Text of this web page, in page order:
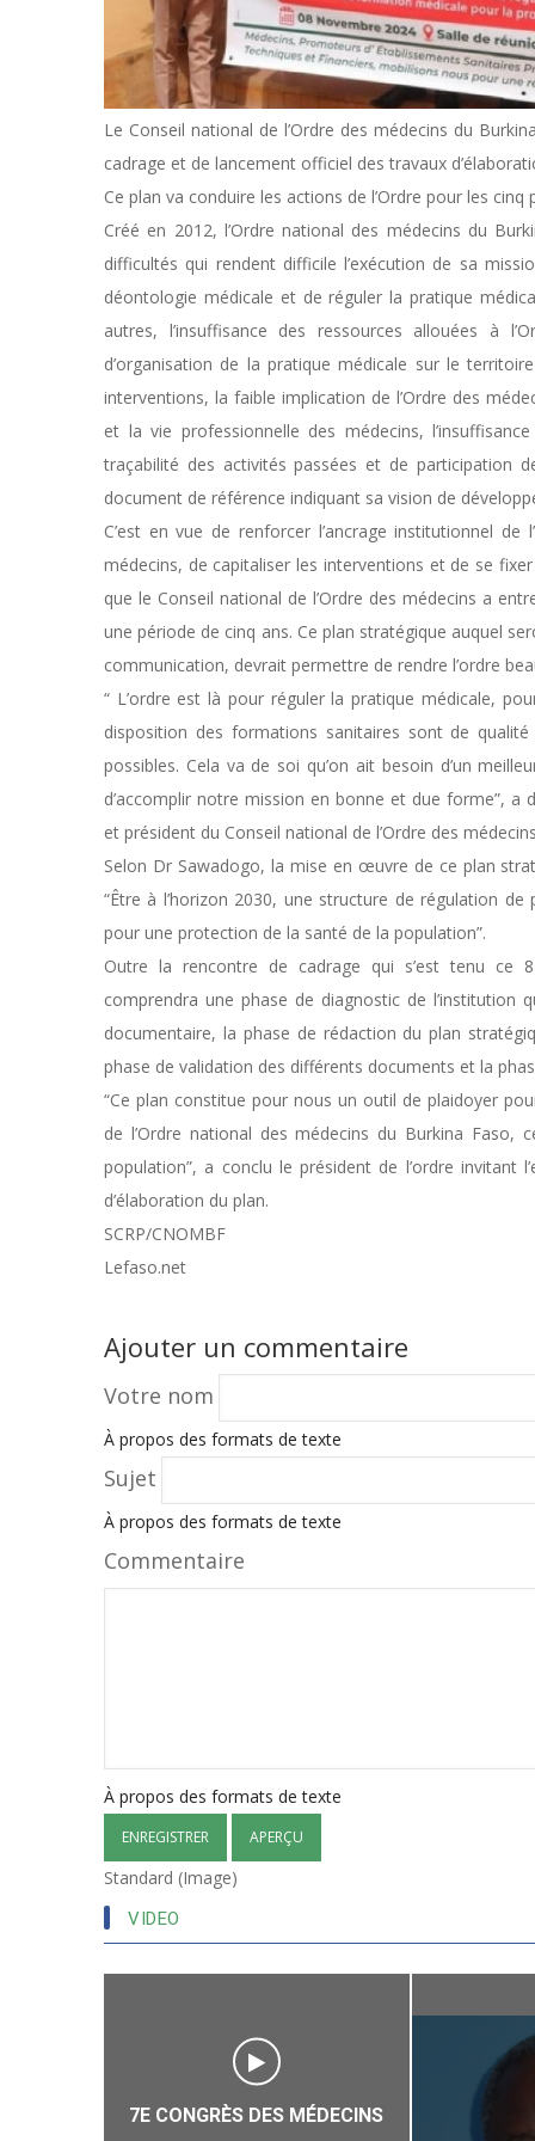
Le Conseil national de l’Ordre des médecins du
cadrage et de lancement officiel des travaux
Ce plan va conduire les actions de l’Ordre pour les cinq
Créé en 2012, l’Ordre national des médecins du
difficultés qui rendent difficile l’exécution de sa
déontologie médicale et de réguler la pratique
autres, l’insuffisance des ressources allouées à
d’organisation de la pratique médicale sur le
interventions, la faible implication de l’Ordre des
et la vie professionnelle des médecins,
traçabilité des activités passées et de participation
document de référence indiquant sa vision de
C’est en vue de renforcer l’ancrage institutionnel
médecins, de capitaliser les interventions et de se
que le Conseil national de l’Ordre des médecins a
une période de cinq ans. Ce plan stratégique auquel
communication, devrait permettre de rendre l’ordre
“ L’ordre est là pour réguler la pratique médicale,
disposition des formations sanitaires sont de
possibles. Cela va de soi qu’on ait besoin d’un
d’accomplir notre mission en bonne et due forme”, a
et président du Conseil national de l’Ordre des
Selon Dr Sawadogo, la mise en œuvre de ce plan
“Être à l’horizon 2030, une structure de régulation
pour une protection de la santé de la population”.
Outre la rencontre de cadrage qui s’est tenu ce
comprendra une phase de diagnostic de
documentaire, la phase de rédaction du plan
phase de validation des différents documents et la
“Ce plan constitue pour nous un outil de plaidoyer
de l’Ordre national des médecins du Burkina
population”, a conclu le président de l’ordre invitant
d’élaboration du plan.
SCRP/CNOMBF
Lefaso.net
Ajouter un commentaire
Votre nom
À propos des formats de texte
Sujet
À propos des formats de texte
Commentaire
À propos des formats de texte
Standard (Image)
VIDEO
7E CONGRÈS DES MÉDECINS